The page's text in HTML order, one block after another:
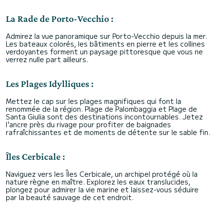
La Rade de Porto-Vecchio :
Admirez la vue panoramique sur Porto-Vecchio depuis la mer.
Les bateaux colorés, les bâtiments en pierre et les collines
verdoyantes forment un paysage pittoresque que vous ne
verrez nulle part ailleurs.
Les Plages Idylliques :
Mettez le cap sur les plages magnifiques qui font la
renommée de la région. Plage de Palombaggia et Plage de
Santa Giulia sont des destinations incontournables. Jetez
l'ancre près du rivage pour profiter de baignades
rafraîchissantes et de moments de détente sur le sable fin.
Îles Cerbicale :
Naviguez vers les Îles Cerbicale, un archipel protégé où la
nature règne en maître. Explorez les eaux translucides,
plongez pour admirer la vie marine et laissez-vous séduire
par la beauté sauvage de cet endroit.